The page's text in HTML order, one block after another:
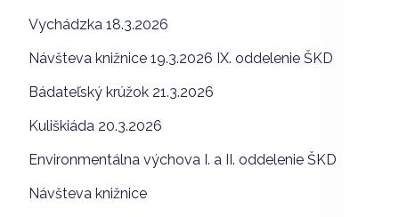
Vychádzka 18.3.2026
Návšteva knižnice 19.3.2026 IX. oddelenie ŠKD
Bádateľský krúžok 21.3.2026
Kuliškiáda 20.3.2026
Environmentálna výchova I. a II. oddelenie ŠKD
Návšteva knižnice